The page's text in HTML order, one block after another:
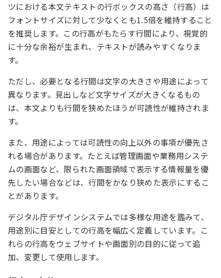
ツにおける本文テキストの行ボックスの高さ（行高）は
フォントサイズに対して少なくとも1.5倍を維持すること
を推奨します。この行高がもたらす行間により、視覚的
に十分な余裕が生まれ、テキストが読みやすくなりま
す。
ただし、必要となる行間は文字の大きさや用途によって
異なります。見出しなど文字サイズが大きくなるもの
は、本文よりも行間を狭めたほうが可読性が維持されま
す。
また、用途によっては可読性の向上以外の事項が優先さ
れる場合があります。たとえば管理画面や業務用システ
ムの画面など、限られた画面領域で表示する情報量を優
先したい場合などは、行間をかなり狭めた表示にするこ
とがあります。
デジタル庁デザインシステムでは多様な用途を鑑みて、
用途別に目安としての行高を幅広く定義しています。こ
れらの行高をウェブサイトや画面別の目的に従って追
加、変更して使用します。